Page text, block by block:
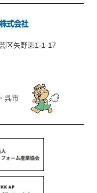
区矢野東1-1-17
呉市